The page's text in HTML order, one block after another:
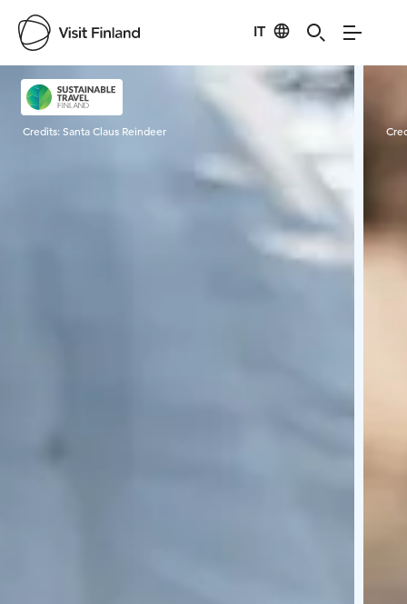
IT
Visit Finland
Credits:Santa Claus Reindeer